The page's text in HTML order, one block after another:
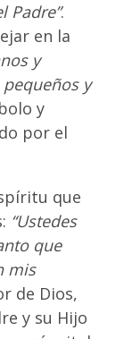
Padre”.
en la
y
y
y
por el
que
“Ustedes
que
mis
de Dios,
y su Hijo